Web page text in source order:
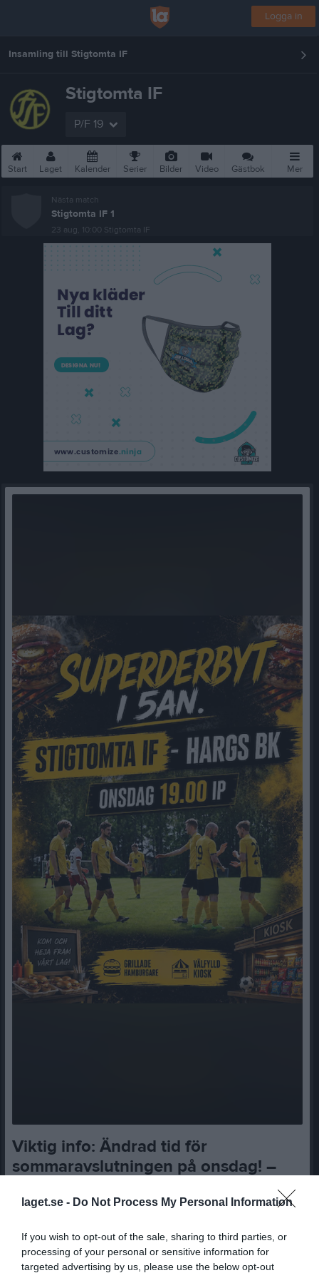
laget.se - Do Not Process My Personal Information
If you wish to opt-out of the sale, sharing to third parties, or
processing of your personal or sensitive information for
targeted advertising by us, please use the below opt-out
Logga in
Insamling till Stigtomta IF
Stigtomta IF
P/F 19
Start Laget Kalender Serier Bilder Video Gästbok Mer
Nästa match
Stigtomta IF 1
23 aug, 10:00 Stigtomta IF
Viktig info: Ändrad tid för
sommaravslutningen på onsdag! –
14 jun 226
Vi har justerat tiden för onsdagens sommaravslutning så että vi
alla kan åka vidare till IP och heja fram herrlaget på deras